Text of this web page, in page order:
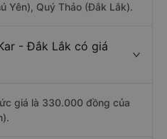
Yên), Quý Thảo (Đắk Lắk).
- Đắk Lắk có giá
giá là 330.000 đồng của